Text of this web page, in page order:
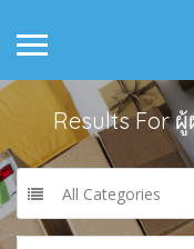
Results Forผู้
All Categories